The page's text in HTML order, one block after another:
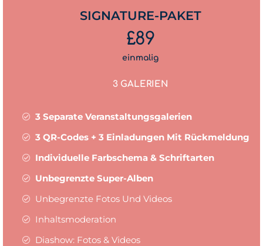
SIGNATURE-PAKET
£89
einmalig
3 GALERIEN
3 Separate Veranstaltungsgalerien
3 QR-Codes + 3 Einladungen Mit Rückmeldung
Individuelle Farbschema & Schriftarten
Unbegrenzte Super-Alben
Unbegrenzte Fotos Und Videos
Inhaltsmoderation
Diashow: Fotos & Videos